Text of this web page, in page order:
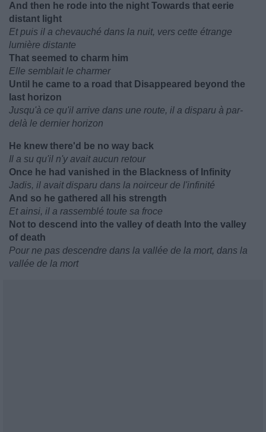
And then he rode into the night Towards that eerie
distant light
Et puis il a chevauché dans la nuit, vers cette étrange
lumière distante
That seemed to charm him
Elle semblait le charmer
Until he came to a road that Disappeared beyond the
last horizon
Jusqu'à ce qu'il arrive dans une route, il a disparu à par-
delà le dernier horizon
He knew there'd be no way back
Il a su qu'il n'y avait aucun retour
Once he had vanished in the Blackness of Infinity
Jadis, il avait disparu dans la noirceur de l'infinité
And so he gathered all his strength
Et ainsi, il a rassemblé toute sa froce
Not to descend into the valley of death Into the valley
of death
Pour ne pas descendre dans la vallée de la mort, dans la
vallée de la mort